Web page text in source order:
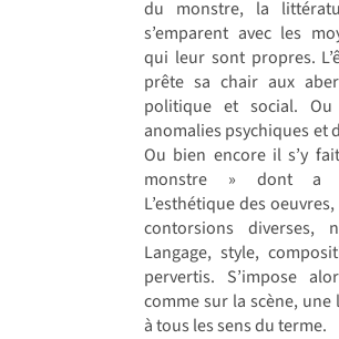
du monstre, la
s’emparent avec les
qui leur sont propres.
prête sa chair aux
politique et social.
anomalies psychiques et
Ou bien encore il s’y
monstre » dont a
L’esthétique des
contorsions diverses,
Langage, style,
pervertis. S’impose
comme sur la scène,
à tous les sens du terme.